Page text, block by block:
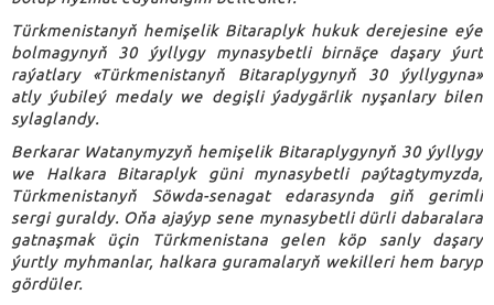
Türkmenistanyň hemişelik Bitaraplyk hukuk derejesine eýe
bolmagynyň 30 ýyllygy mynasybetli birnäçe daşary ýurt
raýatlary «Türkmenistanyň Bitaraplygynyň 30 ýyllygyna»
atly ýubileý medaly we degişli ýadygärlik nyşanlary bilen
sylaglandy.
Berkarar Watanymyzyň hemişelik Bitaraplygynyň 30 ýyllygy
we Halkara Bitaraplyk güni mynasybetli paýtagtymyzda,
Türkmenistanyň Söwda-senagat edarasynda giň gerimli
sergi guraldy. Oňa ajaýyp sene mynasybetli dürli dabaralara
gatnaşmak üçin Türkmenistana gelen köp sanly daşary
ýurtly myhmanlar, halkara guramalaryň wekilleri hem baryp
gördüler.